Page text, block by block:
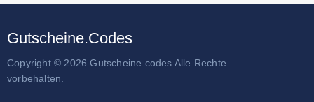
Gutscheine.Codes
Copyright © 2026 Gutscheine.codes Alle Rechte
vorbehalten.